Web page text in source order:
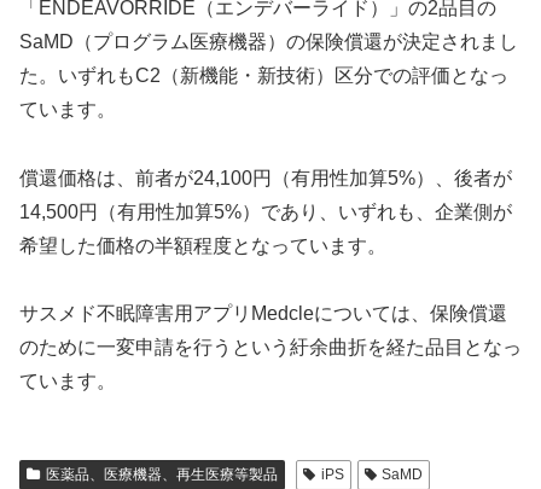
「ENDEAVORRIDE（エンデバーライド）」の2品目の
SaMD（プログラム医療機器）の保険償還が決定されまし
た。いずれもC2（新機能・新技術）区分での評価となっ
ています。
償還価格は、前者が24,100円（有用性加算5%）、後者が
14,500円（有用性加算5%）であり、いずれも、企業側が
希望した価格の半額程度となっています。
サスメド不眠障害用アプリMedcleについては、保険償還
のために一変申請を行うという紆余曲折を経た品目となっ
ています。
医薬品、医療機器、再生医療等製品 iPS
SaMD